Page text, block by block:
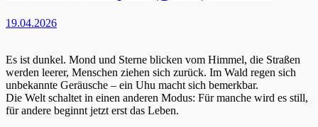
19.04.2026
Es ist dunkel. Mond und Sterne blicken vom Himmel, die Straßen
werden leerer, Menschen ziehen sich zurück. Im Wald regen sich
unbekannte Geräusche – ein Uhu macht sich bemerkbar.
Die Welt schaltet in einen anderen Modus: Für manche wird es still,
für andere beginnt jetzt erst das Leben.